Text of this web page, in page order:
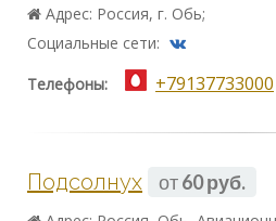
Адрес: Россия, г. Обь;
Социальные сети:
Телефоны: +79137733000
Подсолнух от60 руб.